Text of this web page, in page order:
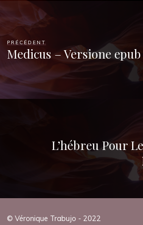
PRÉCÉDENT
Medicus – Versione epub
L’hébreu Pour
© Véronique Trabujo - 2022